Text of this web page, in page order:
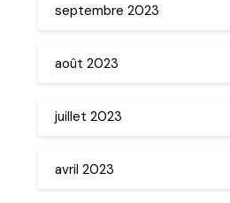
septembre 2023
août 2023
juillet 2023
avril 2023